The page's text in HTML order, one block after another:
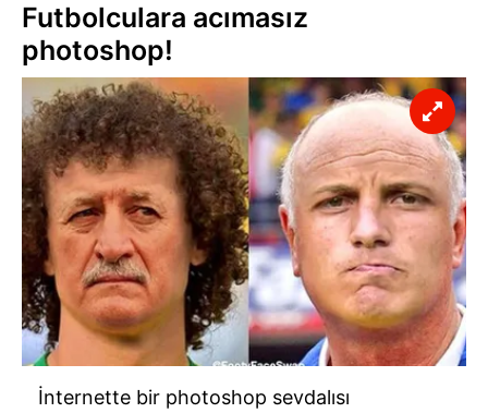
Futbolculara acımasız
photoshop!
İnternette bir photoshop sevdalısı